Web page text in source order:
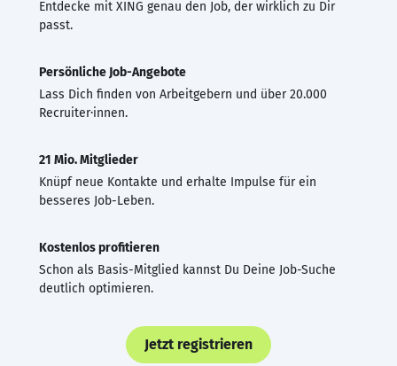
Entdecke mit XING genau den Job, der wirklich zu Dir
passt.
Persönliche Job-Angebote
Lass Dich finden von Arbeitgebern und über 20.000
Recruiter·innen.
21 Mio. Mitglieder
Knüpf neue Kontakte und erhalte Impulse für ein
besseres Job-Leben.
Kostenlos profitieren
Schon als Basis-Mitglied kannst Du Deine Job-Suche
deutlich optimieren.
Jetzt registrieren